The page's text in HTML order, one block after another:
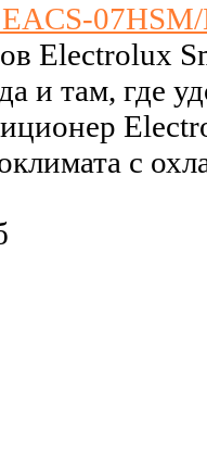
Electrolux
и там, где
с